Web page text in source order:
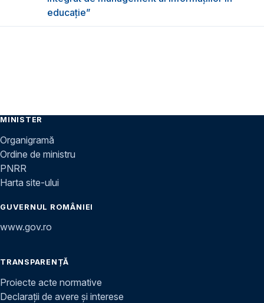
educație”
MINISTER
Organigramă
Ordine de ministru
PNRR
Harta site-ului
GUVERNUL ROMÂNIEI
www.gov.ro
TRANSPARENȚĂ
Proiecte acte normative
Declarații de avere și interese